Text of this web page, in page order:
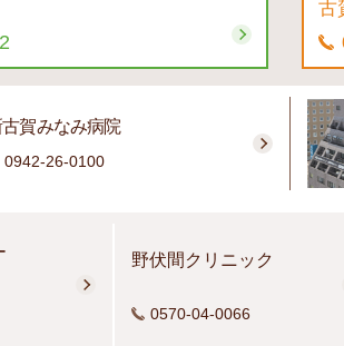
古
古賀みなみ病院
0942-26-0100
野伏間クリニック
0570-04-0066